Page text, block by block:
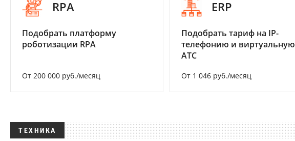
RPA
Подобрать платформу
роботизации RPA
От 200 000 руб./месяц
ERP
Подобрать тариф на IP-
телефонию и виртуальную
АТС
От 1 046 руб./месяц
ТЕХНИКА